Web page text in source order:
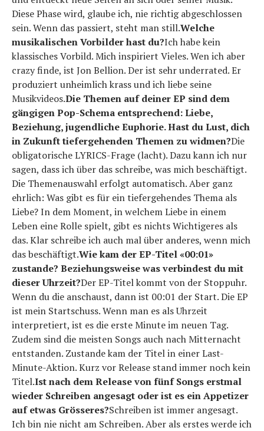
Diese Phase wird, glaube ich, nie richtig abgeschlossen
sein. Wenn das passiert, steht man still.Welche
musikalischen Vorbilder hast du?Ich habe kein
klassisches Vorbild. Mich inspiriert Vieles. Wen ich aber
crazy finde, ist Jon Bellion. Der ist sehr underrated. Er
produziert unheimlich krass und ich liebe seine
Musikvideos.Die Themen auf deiner EP sind dem
gängigen Pop-Schema entsprechend: Liebe,
Beziehung, jugendliche Euphorie. Hast du Lust, dich
in Zukunft tiefergehenden Themen zu widmen?Die
obligatorische LYRICS-Frage (lacht). Dazu kann ich nur
sagen, dass ich über das schreibe, was mich beschäftigt.
Die Themenauswahl erfolgt automatisch. Aber ganz
ehrlich: Was gibt es für ein tiefergehendes Thema als
Liebe? In dem Moment, in welchem Liebe in einem
Leben eine Rolle spielt, gibt es nichts Wichtigeres als
das. Klar schreibe ich auch mal über anderes, wenn mich
das beschäftigt.Wie kam der EP-Titel «00:01»
zustande? Beziehungsweise was verbindest du mit
dieser Uhrzeit?Der EP-Titel kommt von der Stoppuhr.
Wenn du die anschaust, dann ist 00:01 der Start. Die EP
ist mein Startschuss. Wenn man es als Uhrzeit
interpretiert, ist es die erste Minute im neuen Tag.
Zudem sind die meisten Songs auch nach Mitternacht
entstanden. Zustande kam der Titel in einer Last-
Minute-Aktion. Kurz vor Release stand immer noch kein
Titel.Ist nach dem Release von fünf Songs erstmal
wieder Schreiben angesagt oder ist es ein Appetizer
auf etwas Grösseres?Schreiben ist immer angesagt.
Ich bin nie nicht am Schreiben. Aber als erstes werde ich